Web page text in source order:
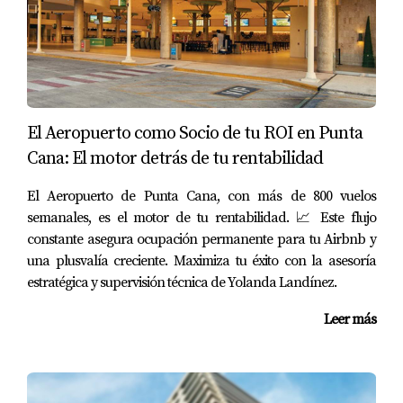
han visto un retorno atractivo sobre su inversión, sino
que también están contribuyendo al desarrollo cultural y
económico de la ciudad.
Caso de Éxito: Samaná
Samaná es otro destino emergente que ha comenzado a
captar la atención tanto de turistas como de inversores.
Con su belleza natural y actividades ecoturísticas, ha
visto un aumento en la construcción de complejos
turísticos y residencias vacacionales. Un ejemplo exitoso
es el proyecto "Las Terrenas", donde los desarrolladores
han creado una comunidad sostenible que atrae a
visitantes interesados en experiencias auténticas. Los
personal de tener una propiedad frente al mar, sino
también del potencial ingreso por alquileres
El Aeropuerto como Socio de tu ROI en Punta
Cana: El motor detrás de tu rentabilidad
El Aeropuerto de Punta Cana, con más de 800 vuelos
semanales, es el motor de tu rentabilidad. 📈 Este flujo
constante asegura ocupación permanente para tu Airbnb y
una plusvalía creciente. Maximiza tu éxito con la asesoría
estratégica y supervisión técnica de Yolanda Landínez.
Leer más